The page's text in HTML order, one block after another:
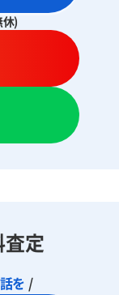
)
定
を /